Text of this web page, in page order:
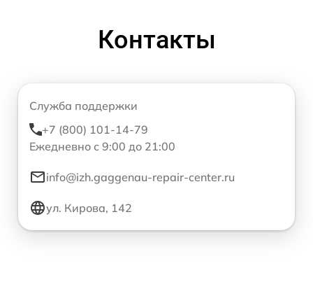
Контакты
Служба поддержки
+7 (800) 101-14-79
Ежедневно с 9:00 до 21:00
info@izh.gaggenau-repair-center.ru
ул. Кирова, 142